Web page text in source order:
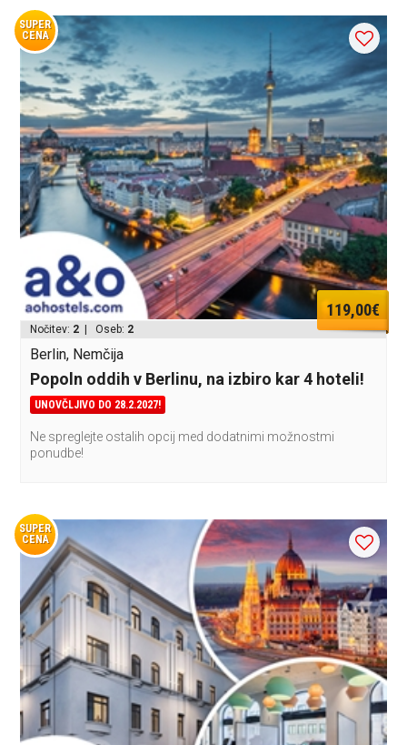
SUPER
CENA
119,00€
Nočitev: 2 | Oseb: 2
Berlin, Nemčija
Popoln oddih v Berlinu, na izbiro kar 4 hoteli!
UNOVČLJIVO DO 28.2.2027!
Ne spreglejte ostalih opcij med dodatnimi možnostmi
ponudbe!
SUPER
CENA